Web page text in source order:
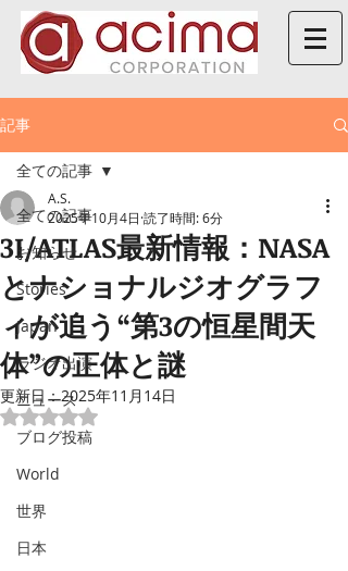
記事
全ての記事
お知らせ
Stories
Japan
ラジオ出演
ニュース
ブログ投稿
World
世界
日本
全ての記事
3I/ATLAS最新情報：NASA
とナショナルジオグラフ
ィが追う“第3の恒星間天
体”の正体と謎
A.S.
2025年10月4日 読了時間: 6分
更新日：2025年11月14日
5つ星のうちNaNと評価されています。